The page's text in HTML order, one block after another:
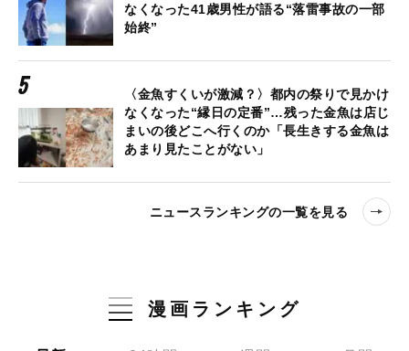
なくなった41歳男性が語る“落雷事故の一部
始終”
〈金魚すくいが激減？〉都内の祭りで見かけ
なくなった“縁日の定番”…残った金魚は店じ
まいの後どこへ行くのか「長生きする金魚は
あまり見たことがない」
ニュースランキングの一覧を見る
漫画ランキング